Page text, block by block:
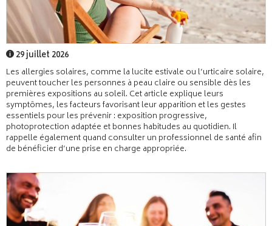
29 juillet 2026
Les allergies solaires, comme la lucite estivale ou l’urticaire solaire,
peuvent toucher les personnes à peau claire ou sensible dès les
premières expositions au soleil. Cet article explique leurs
symptômes, les facteurs favorisant leur apparition et les gestes
essentiels pour les prévenir : exposition progressive,
photoprotection adaptée et bonnes habitudes au quotidien. Il
rappelle également quand consulter un professionnel de santé afin
de bénéficier d’une prise en charge appropriée.